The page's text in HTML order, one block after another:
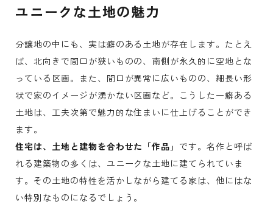
ユニークな土地の魅力
分譲地の中にも、実は癖のある土地が存在します。たとえ
ば、北向きで間口が狭いものの、南側が永久的に空地とな
っている区画。また、間口が異常に広いものの、細長い形
状で家のイメージが湧かない区画など。こうした一癖ある
土地は、工夫次第で魅力的な住まいに仕上げることができ
ます。
住宅は、土地と建物を合わせた「作品」 です。名作と呼ば
れる建築物の多くは、ユニークな土地に建てられていま
す。その土地の特性を活かしながら建てる家は、他にはな
い特別なものになるでしょう。